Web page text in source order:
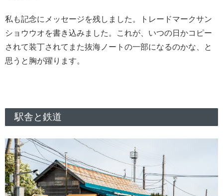
私も記念にメッセージを残しました。トレードマークサン
ショウウオを書き込みました。これが、いつの日かコピー
されて装丁されてまた抜海ノートの一部になるのかな、と
思うと胸が躍ります。
駅舎と鉄道